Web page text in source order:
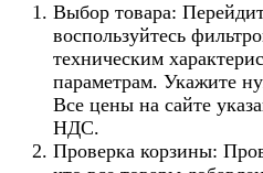
Выбор товара:
воспользуйтесь
техническим
параметрам. Укажите
Все цены на сайте
НДС.
Проверка корзины: